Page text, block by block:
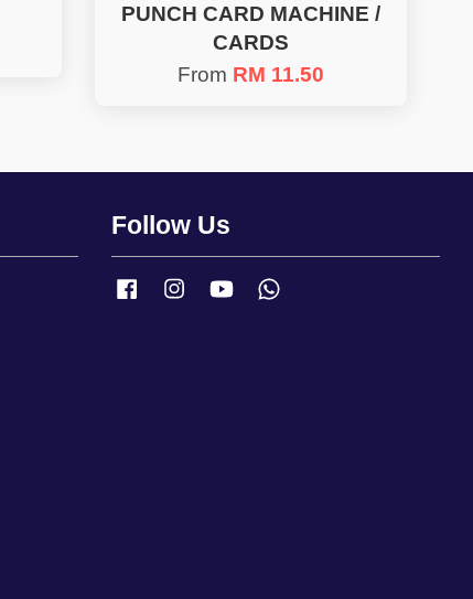
PUNCH CARD MACHINE /
CARDS
From RM 11.50
Follow Us
FacebookInstagramYouTube